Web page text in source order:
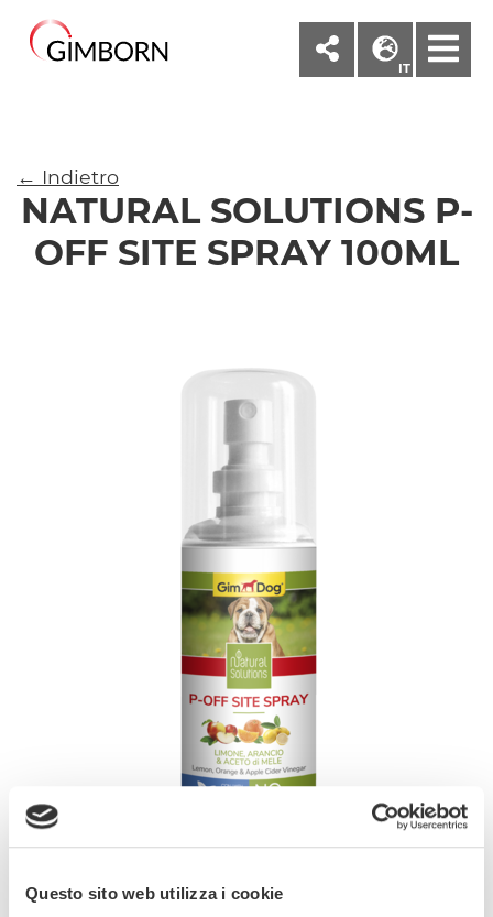
Questo sito web utilizza i cookie
IT
← Indietro
NATURAL SOLUTIONS P-
OFF SITE SPRAY 100ML